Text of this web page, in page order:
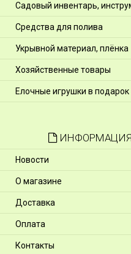
Садовый инвентарь,
Средства для полива
Укрывной материал, плёнка
Хозяйственные товары
Елочные игрушки в подарок
ИНФОРМАЦИЯ
Новости
О магазине
Доставка
Оплата
Контакты